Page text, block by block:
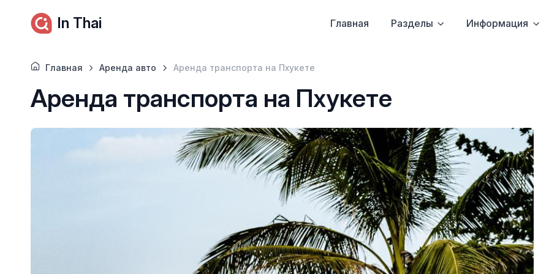
In Thai Главная Разделы Информация
Главная Аренда авто Аренда транспорта на Пхукете
Аренда транспорта на Пхукете